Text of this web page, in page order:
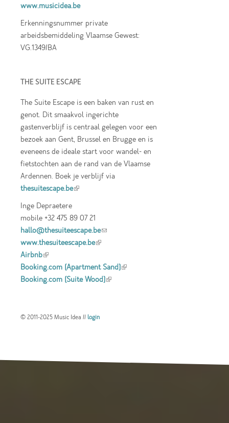
www.musicidea.be
Erkenningsnummer private
arbeidsbemiddeling Vlaamse Gewest:
VG.1349/BA
THE SUITE ESCAPE
The Suite Escape is een baken van rust en
genot. Dit smaakvol ingerichte
gastenverblijf is centraal gelegen voor een
bezoek aan Gent, Brussel en Brugge en is
eveneens de ideale start voor wandel- en
fietstochten aan de rand van de Vlaamse
Ardennen. Boek je verblijf via
thesuitescape.be(link is external)
Inge Depraetere
mobile +32 475 89 07 21
hallo@thesuiteescape.be(link sends e-mail)
www.thesuiteescape.be(link is external)
Airbnb(link is external)
Booking.com (Apartment Sand)(link is
Booking.com (Suite Wood)(link is external)
© 2011-2025 Music Idea //login